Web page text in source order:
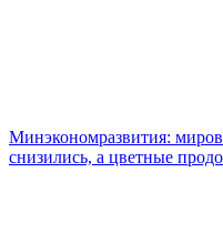
Минэкономразвития:
снизились, а цветные